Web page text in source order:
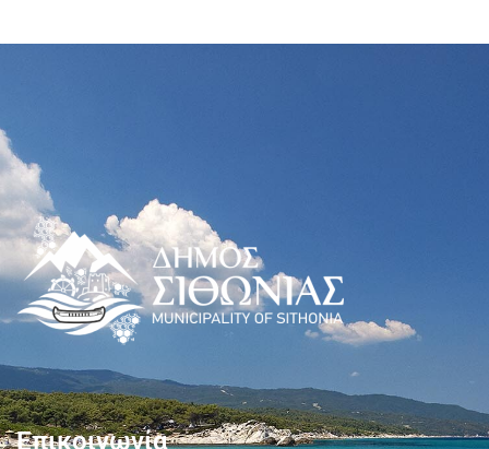
Επικοινωνία